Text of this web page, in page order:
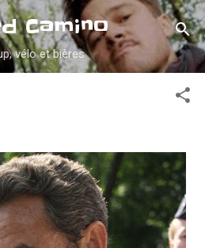
contenu principal
Camino
vélo et bières